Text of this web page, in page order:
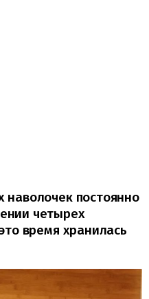
наволочек постоянно
четырех
время хранилась